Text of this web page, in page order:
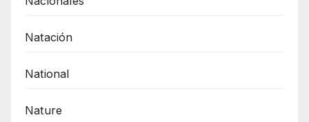
Natación
National
Nature